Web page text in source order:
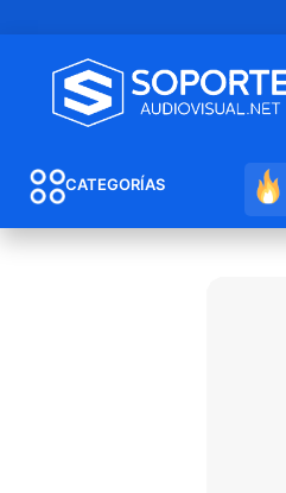
CATEGORÍAS